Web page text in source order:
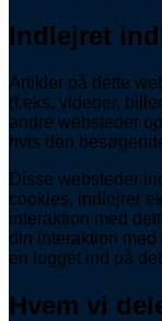
Indlejret
Artikler på dette
(f.eks. videoer,
andre websteder
hvis den
Disse websteder
cookies, indlejrer
interaktion med
din interaktion
en logget ind på
Hvem vi